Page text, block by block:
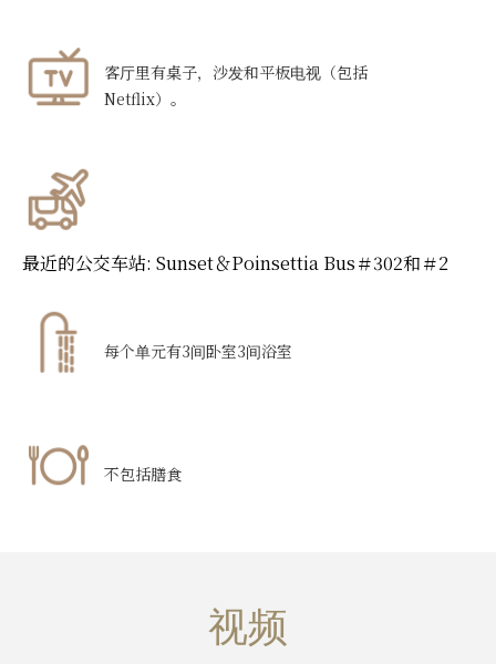
客厅里有桌子，沙发和平板电视（包括
Netflix）。
最近的公交车站: Sunset＆Poinsettia Bus＃302和＃2
每个单元有3间卧室3间浴室
不包括膳食
视频